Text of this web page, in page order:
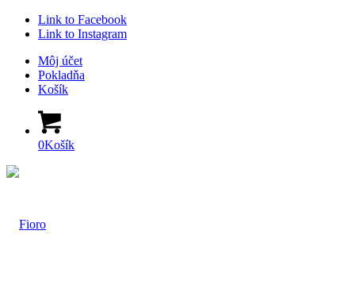
Link to Facebook
Link to Instagram
Môj účet
Pokladňa
Košík
0Košík